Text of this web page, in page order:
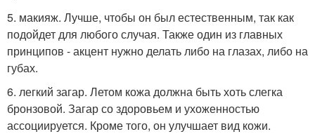
5. макияж. Лучше, чтобы он был естественным, так как
подойдет для любого случая. Также один из главных
принципов - акцент нужно делать либо на глазах, либо на
губах.
6. легкий загар. Летом кожа должна быть хоть слегка
бронзовой. Загар со здоровьем и ухоженностью
ассоциируется. Кроме того, он улучшает вид кожи.